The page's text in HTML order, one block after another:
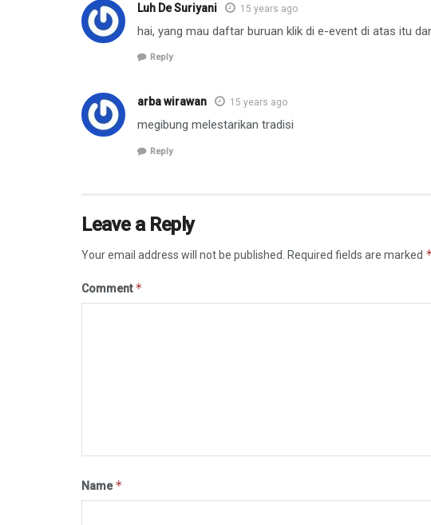
Luh De Suriyani 15 years ago
hai, yang mau daftar buruan klik di e-event di atas itu
Reply
arba wirawan 15 years ago
megibung melestarikan tradisi
Reply
Leave a Reply
Your email address will not be published. Required fields are marked
Comment*
Name*